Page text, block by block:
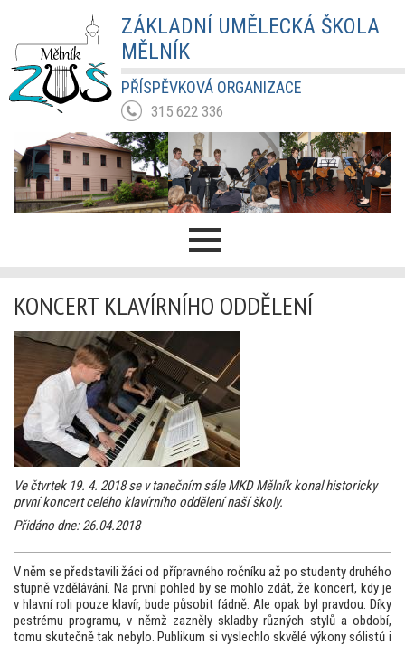
ZÁKLADNÍ UMĚLECKÁ ŠKOLA
MĚLNÍK
PŘÍSPĚVKOVÁ ORGANIZACE
315 622 336
KONCERT KLAVÍRNÍHO ODDĚLENÍ
Ve čtvrtek 19. 4. 2018 se v tanečním sále MKD Mělník konal historicky
první koncert celého klavírního oddělení naší školy.
Přidáno dne: 26.04.2018
V něm se představili žáci od přípravného ročníku až po studenty druhého
stupně vzdělávání. Na první pohled by se mohlo zdát, že koncert, kdy je
v hlavní roli pouze klavír, bude působit fádně. Ale opak byl pravdou. Díky
pestrému programu, v němž zazněly skladby různých stylů a období,
tomu skutečně tak nebylo. Publikum si vyslechlo skvělé výkony sólistů i